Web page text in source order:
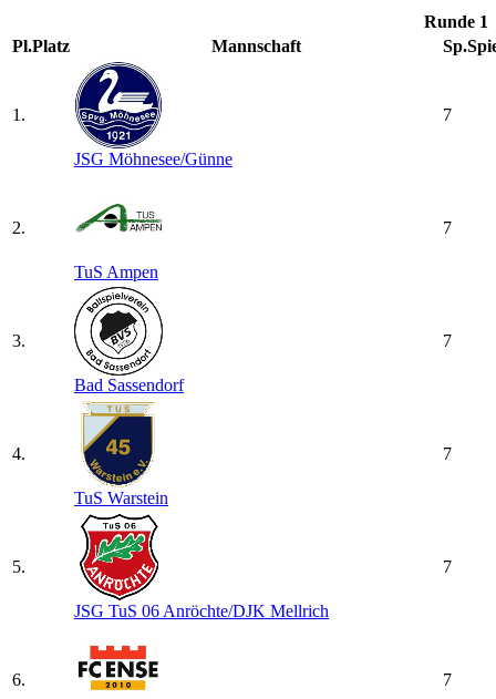
Runde 1
Pl.Platz Mannschaft Sp.
1.
JSG Möhnesee/​Günne
7
2.
TuS Ampen
7
3.
Bad Sassendorf
7
4.
TuS Warstein
7
5.
JSG TuS 06 Anröchte/​DJK Mellrich
7
6. 7